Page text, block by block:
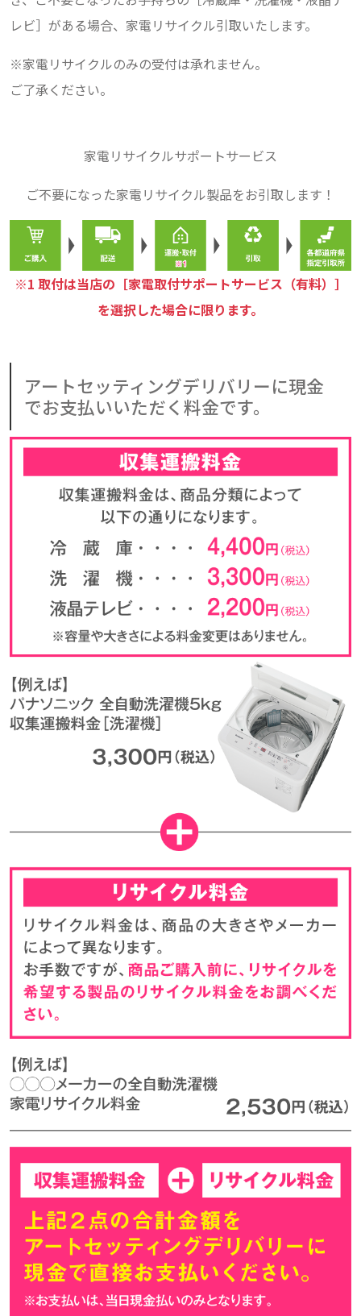
レビ］がある場合、家電リサイクル引取いたします。
※家電リサイクルのみの受付は承れません。
ご了承ください。
家電リサイクルサポートサービス
ご不要になった家電リサイクル製品をお引取します！
※1 取付は当店の［家電取付サポートサービス（有料）］
を選択した場合に限ります。
アートセッティングデリバリーに現金
でお支払いいただく料金です。